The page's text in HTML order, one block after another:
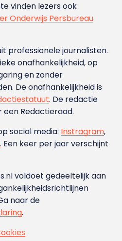
vinden lezers ook
Onderwijs Persbureau
professionele journalisten.
onafhankelijkheid, op
en zonder
De onafhankelijkheid is
. De redactie
Redactieraad.
social media: Instragram,
. Een keer per jaar verschijnt
voldoet gedeeltelijk aan
naar de
.